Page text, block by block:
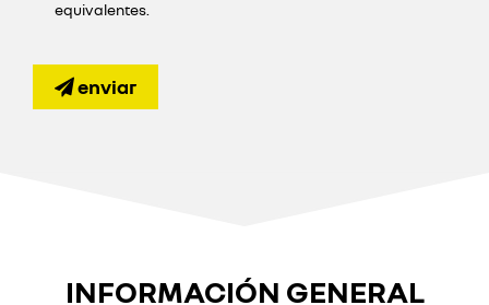
equivalentes.
enviar
INFORMACIÓN GENERAL